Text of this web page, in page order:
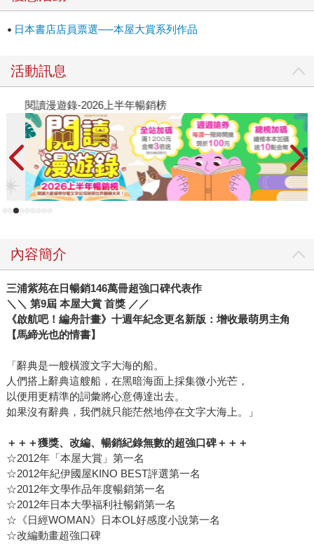
日本書店店員票選──本屋大賞系列作品
活動訊息
閱讀漫遊錄-2026上半年暢銷榜
內容簡介
三浦紫苑在日暢銷146萬冊超強口碑代表作
＼＼ 第9屆 本屋大賞 首獎 ／／
《啟航吧！編舟計畫》十週年紀念更名新版：增收最萌男主角
【馬締光也的情書】
「辭典是一艘橫渡文字大海的船。
人們搭上辭典這艘船，在黑暗海面上採集微小光芒，
以便用更精準的詞彙將心意傳達出去。
如果沒有辭典，我們就只能茫然地停在文字大海上。」
＋＋＋獲獎、改編、暢銷紀錄無數的超強口碑＋＋＋
☆2012年「本屋大賞」第一名
☆2012年紀伊國屋KINO BEST評選第一名
☆2012年文學作品年度暢銷第一名
☆2012年日本大學福利社暢銷第一名
☆《日經WOMAN》日本OL好感度小說第一名
☆改編動畫超強口碑